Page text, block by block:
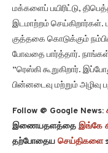
மக்களைப் பயிரிட்டு,
இடமாற்றம் செய்கிறார்கள்.
குத்தகை கொடுக்கும்
போவதை பார்த்தார்.
”ரெஸ்கி கூறுகிறார்.
பின்னடைவு மற்றும்
Follow @ Google News:
இணையதளத்தை இங்கே
தற்போதைய செய்திகளை